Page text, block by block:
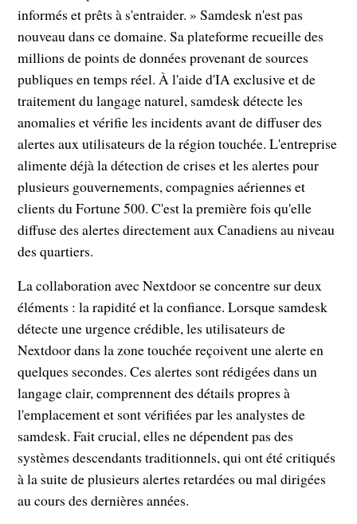
informés et prêts à s'entraider. » Samdesk n'est pas
nouveau dans ce domaine. Sa plateforme recueille des
millions de points de données provenant de sources
publiques en temps réel. À l'aide d'IA exclusive et de
traitement du langage naturel, samdesk détecte les
anomalies et vérifie les incidents avant de diffuser des
alertes aux utilisateurs de la région touchée. L'entreprise
alimente déjà la détection de crises et les alertes pour
plusieurs gouvernements, compagnies aériennes et
clients du Fortune 500. C'est la première fois qu'elle
diffuse des alertes directement aux Canadiens au niveau
des quartiers.
La collaboration avec Nextdoor se concentre sur deux
éléments : la rapidité et la confiance. Lorsque samdesk
détecte une urgence crédible, les utilisateurs de
Nextdoor dans la zone touchée reçoivent une alerte en
quelques secondes. Ces alertes sont rédigées dans un
langage clair, comprennent des détails propres à
l'emplacement et sont vérifiées par les analystes de
samdesk. Fait crucial, elles ne dépendent pas des
systèmes descendants traditionnels, qui ont été critiqués
à la suite de plusieurs alertes retardées ou mal dirigées
au cours des dernières années.